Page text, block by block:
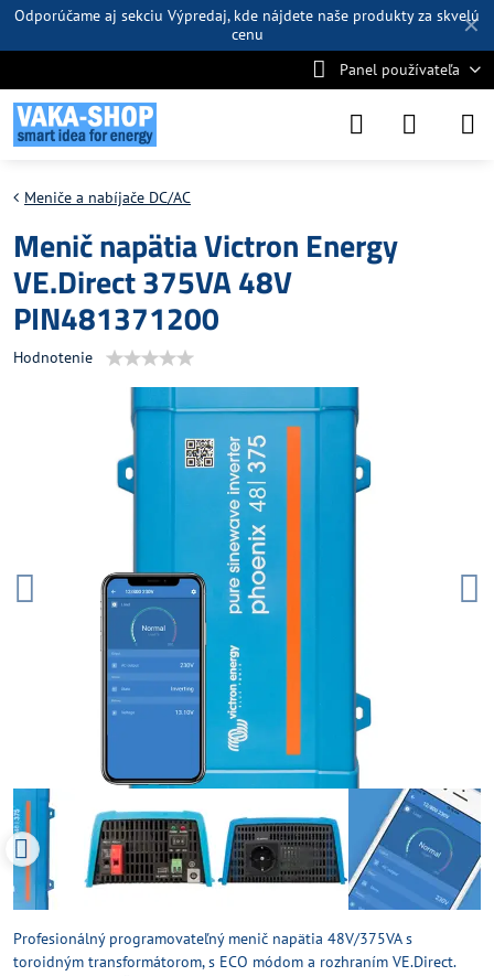
✕
Odporúčame aj sekciu Výpredaj, kde nájdete naše produkty za skvelú
cenu
Panel používateľa
Meniče a nabíjače DC/AC
Menič napätia Victron Energy
VE.Direct 375VA 48V
PIN481371200
Hodnotenie
Profesionálný programovateľný menič napätia 48V/375VA s
toroidným transformátorom, s ECO módom a rozhraním VE.Direct.